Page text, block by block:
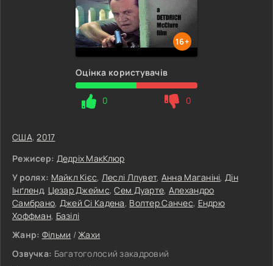
16+
Оцінка користувачів
0 0
США,2017
Режисер: Дедріх МакКлюр
У ролях: Майкл Кієс, Леслі Ллувет, Анна Маганіні,Дін
Інґленд, Цезар Джеймс,Сем Дуарте, Алехандро
Самбрано, Джей Сі Кадена, Волтер Санчес, Ендрю
Хоффман, Базілі
Жанр: Фільми /Жахи
Озвучка: Багатоголосий закадровий